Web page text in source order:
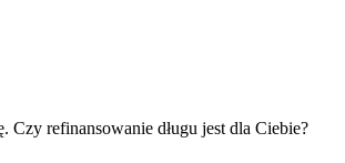
refinansowanie długu jest dla Ciebie?